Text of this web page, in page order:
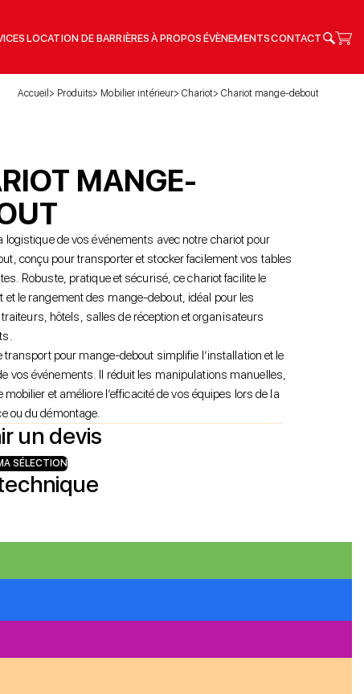
LOCATION DE BARRIÈRES À PROPOS ÉVÈNEMENTSCONTACT
Accueil Produits Mobilier intérieur Chariot Chariot mange-debout
MANGE-
logistique de vos événements avec notre chariot pour
conçu pour transporter et stocker facilement vos tables
Robuste, pratique et sécurisé, ce chariot facilite le
et le rangement des mange-debout, idéal pour les
hôtels, salles de réception et organisateurs
transport pour mange-debout simplifie l’installation et le
vos événements. Il réduit les manipulations manuelles,
mobilier et améliore l’efficacité de vos équipes lors de la
ou du démontage.
un devis
SÉLECTION